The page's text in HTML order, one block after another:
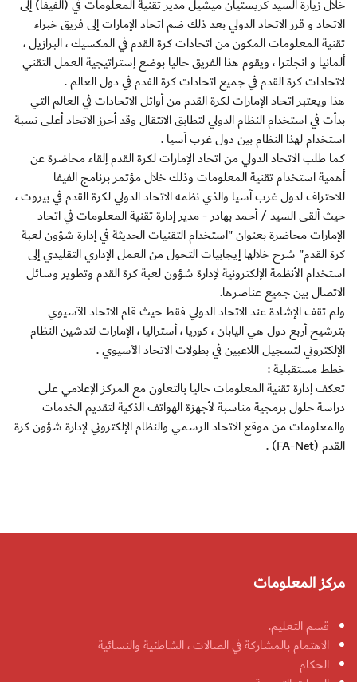
خلال زيارة السيد كريستيان ميشيل مدير تقنية المعلومات في (الفيفا) إلى
الاتحاد و قرر الاتحاد الدولي بعد ذلك ضم اتحاد الإمارات إلى فريق خبراء
تقنية المعلومات المكون من اتحادات كرة القدم في المكسيك ، البرازيل ،
ألمانيا و انجلترا ، ويقوم هذا الفريق حاليا بوضع إستراتيجية العمل التقني
لاتحادات كرة القدم في جميع اتحادات كرة الفدم في دول العالم .
هذا ويعتبر اتحاد الإمارات لكرة القدم من أوائل الاتحادات في العالم التي
بدأت في استخدام النظام الدولي لتطابق الانتقال وقد أحرز الاتحاد أعلى نسبة
استخدام لهذا النظام بين دول غرب آسيا .
كما طلب الاتحاد الدولي من اتحاد الإمارات لكرة القدم إلقاء محاضرة عن
أهمية استخدام تقنية المعلومات وذلك خلال مؤتمر برنامج الفيفا
للاحتراف لدول غرب آسيا والذي نظمه الاتحاد الدولي لكرة القدم في بيروت ،
حيث ألقى السيد / أحمد بهادر - مدير إدارة تقنية المعلومات في اتحاد
الإمارات محاضرة بعنوان "استخدام التقنيات الحديثة في إدارة شؤون لعبة
كرة القدم" شرح خلالها إيجابيات التحول من العمل الإداري التقليدي إلى
استخدام الأنظمة الإلكترونية لإدارة شؤون لعبة كرة القدم وتطوير وسائل
الاتصال بين جميع عناصرها.
ولم تقف الإشادة عند الاتحاد الدولي فقط حيث قام الاتحاد الآسيوي
بترشيح أربع دول هي اليابان ، كوريا ، أستراليا ، الإمارات لتدشين النظام
الإلكتروني لتسجيل اللاعبين في بطولات الاتحاد الآسيوي .
خطط مستقبلية :
تعكف إدارة تقنية المعلومات حاليا بالتعاون مع المركز الإعلامي على
دراسة حلول برمجية مناسبة لأجهزة الهواتف الذكية لتقديم الخدمات
والمعلومات من موقع الاتحاد الرسمي والنظام الإلكتروني لإدارة شؤون كرة
القدم (FA-Net) .
مركز المعلومات
قسم التعليم.
الاهتمام بالمشاركة في الصالات ، الشاطئية والنسائية
الحكام